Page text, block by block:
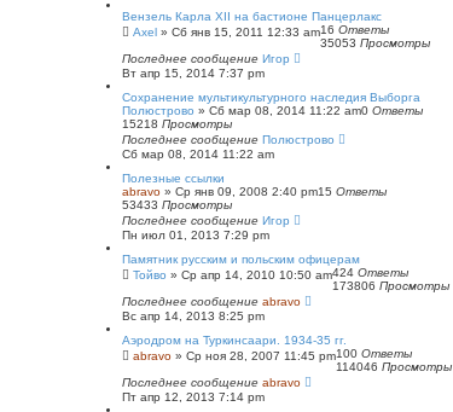
Вензель Карла XII на бастионе Панцерлакс
Axel » Сб янв 15, 2011 12:33 am16 Ответы
35053 Просмотры
Последнее сообщение Игор
Вт апр 15, 2014 7:37 pm
Сохранение мультикультурного наследия Выборга
Полюстрово » Сб мар 08, 2014 11:22 am0 Ответы
15218 Просмотры
Последнее сообщение Полюстрово
Сб мар 08, 2014 11:22 am
Полезные ссылки
abravo » Ср янв 09, 2008 2:40 pm15 Ответы
53433 Просмотры
Последнее сообщение Игор
Пн июл 01, 2013 7:29 pm
Памятник русским и польским офицерам
Тойво » Ср апр 14, 2010 10:50 am424 Ответы
173806 Просмотры
Последнее сообщение abravo
Вс апр 14, 2013 8:25 pm
Аэродром на Туркинсаари. 1934-35 гг.
abravo » Ср ноя 28, 2007 11:45 pm100 Ответы
114046 Просмотры
Последнее сообщение abravo
Пт апр 12, 2013 7:14 pm